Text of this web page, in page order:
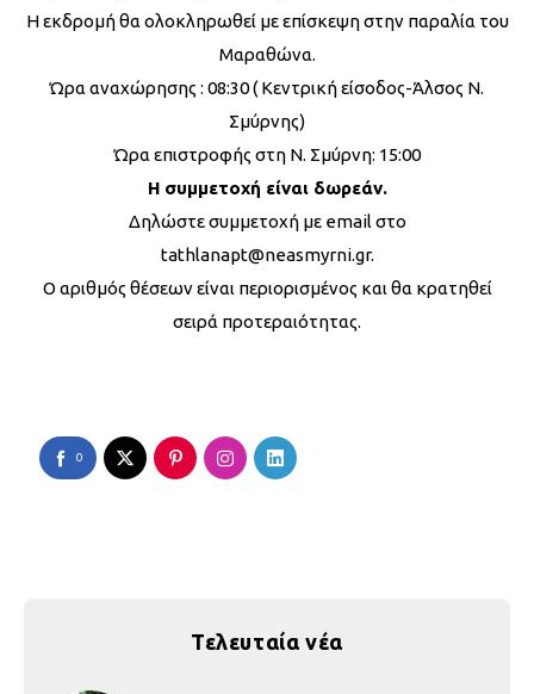
Η εκδρομή θα ολοκληρωθεί με επίσκεψη στην παραλία του
Μαραθώνα.
Ώρα αναχώρησης : 08:30 ( Κεντρική είσοδος-Άλσος Ν.
Σμύρνης)
Ώρα επιστροφής στη Ν. Σμύρνη: 15:00
Η συμμετοχή είναι δωρεάν.
Δηλώστε συμμετοχή με email στο
tathlanapt@neasmyrni.gr.
Ο αριθμός θέσεων είναι περιορισμένος και θα κρατηθεί
σειρά προτεραιότητας.
0
Τελευταία νέα